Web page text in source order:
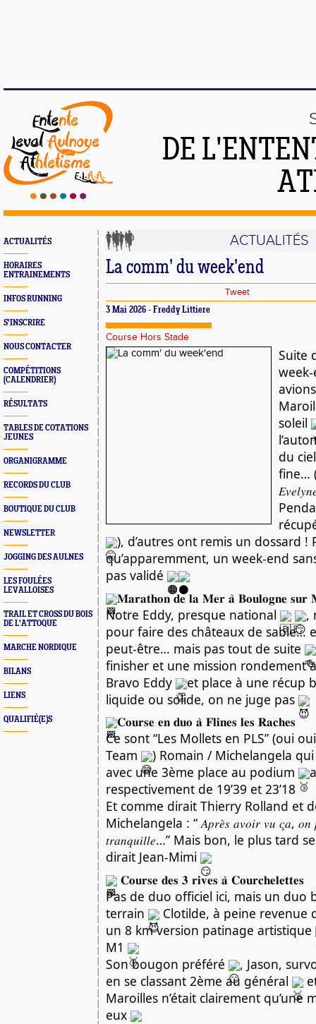
DE
ACTUALITÉS
HORAIRES
ENTRAINEMENTS
INFOS RUNNING
S'INSCRIRE
NOUS CONTACTER
COMPÉTITIONS
(CALENDRIER)
RÉSULTATS
TABLES DE COTATIONS
JEUNES
ORGANIGRAMME
RECORDS DU CLUB
BOUTIQUE DU CLUB
NEWSLETTER
JOGGING DES AULNES
LES FOULÉES
LEVALLOISES
TRAIL ET CROSS DU BOIS
DE L'ATTOQUE
MARCHE NORDIQUE
BILANS
LIENS
QUALIFIÉ(E)S
ACTUALITÉS
La comm' du week'end
Tweet
3 Mai 2026 - Freddy Littiere
Course Hors Stade
Suite
soleil
du
fine…
), d’autres ont remis un dossard !
qu’apparemment, un week-end
pas validé
𝐌𝐚𝐫𝐚𝐭𝐡𝐨𝐧 𝐝𝐞 𝐥𝐚 𝐌𝐞𝐫 𝐚̀ 𝐁𝐨𝐮𝐥𝐨𝐠𝐧𝐞 𝐬𝐮𝐫
Notre Eddy, presque national
,
pour faire des châteaux de sable…
peut-être… mais pas tout de suite
finisher et une mission rondement
Bravo Eddy
et place à une récup
liquide ou solide, on ne juge pas
𝐂𝐨𝐮𝐫𝐬𝐞 𝐞𝐧 𝐝𝐮𝐨 𝐚̀ 𝐅𝐥𝐢𝐧𝐞𝐬 𝐥𝐞𝐬 𝐑𝐚𝐜𝐡𝐞𝐬
Ce sont “Les Mollets en PLS” (oui
Team
) Romain / Michelangela
avec une 3ème place au podium
respectivement de 19’39 et 23’18
Et comme dirait Thierry Rolland et
Michelangela : “ 𝐴𝑝𝑟𝑒̀𝑠 𝑎𝑣𝑜𝑖𝑟 𝑣𝑢 𝑐̧𝑎, 𝑜𝑛
𝑡𝑟𝑎𝑛𝑞𝑢𝑖𝑙𝑙𝑒…” Mais bon, le plus tard
dirait Jean-Mimi
𝐂𝐨𝐮𝐫𝐬𝐞 𝐝𝐞𝐬 𝟑 𝐫𝐢𝐯𝐞𝐬 𝐚̀ 𝐂𝐨𝐮𝐫𝐜𝐡𝐞𝐥𝐞𝐭𝐭𝐞𝐬
Pas de duo officiel ici, mais un duo
terrain
Clotilde, à peine revenue
un 8 km version patinage artistique
M1
Son bougon préféré
, Jason,
en se classant 2ème au général
Maroilles n’était clairement qu’une
eux